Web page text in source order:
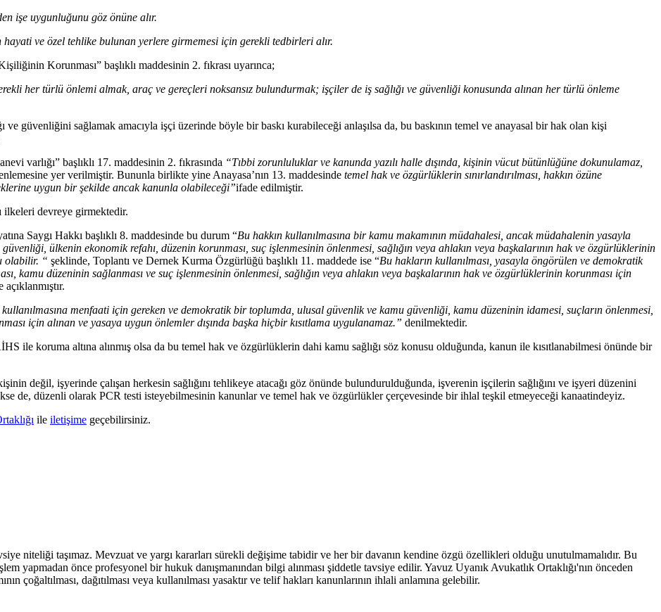
işe uygunluğunu göz önüne alır.
ve özel tehlike bulunan yerlere girmemesi için gerekli tedbirleri alır.
Korunması” başlıklı maddesinin 2. fıkrası uyarınca;
her türlü önlemi almak, araç ve gereçleri noksansız bulundurmak; işçiler de iş sağlığı ve güvenliği konusunda alınan her türlü önleme
güvenliğini sağlamak amacıyla işçi üzerinde böyle bir baskı kurabileceği anlaşılsa da, bu baskının temel ve anayasal bir hak olan kişi
varlığı” başlıklı 17. maddesinin 2. fıkrasında “Tıbbi zorunluluklar ve kanunda yazılı halle dışında, kişinin vücut bütünlüğüne dokunulamaz,
yer verilmiştir. Bununla birlikte yine Anayasa’nın 13. maddesinde temel hak ve özgürlüklerin sınırlandırılması, hakkın özüne
uygun bir şekilde ancak kanunla olabileceği”ifade edilmiştir.
ilkeleri devreye girmektedir.
Saygı Hakkı başlıklı 8. maddesinde bu durum “Bu hakkın kullanılmasına bir kamu makamının müdahalesi, ancak müdahalenin yasayla
ülkenin ekonomik refahı, düzenin korunması, suç işlenmesinin önlenmesi, sağlığın veya ahlakın veya başkalarının hak ve özgürlüklerinin
olabilir. “ şeklinde, Toplantı ve Dernek Kurma Özgürlüğü başlıklı 11. maddede ise “Bu hakların kullanılması, yasayla öngörülen ve demokratik
kamu düzeninin sağlanması ve suç işlenmesinin önlenmesi, sağlığın veya ahlakın veya başkalarının hak ve özgürlüklerinin korunması için
açıklanmıştır.
menfaati için gereken ve demokratik bir toplumda, ulusal güvenlik ve kamu güvenliği, kamu düzeninin idamesi, suçların önlenmesi,
için alınan ve yasaya uygun önlemler dışında başka hiçbir kısıtlama uygulanamaz.” denilmektedir.
ile koruma altına alınmış olsa da bu temel hak ve özgürlüklerin dahi kamu sağlığı söz konusu olduğunda, kanun ile kısıtlanabilmesi önünde bir
kişinin değil, işyerinde çalışan herkesin sağlığını tehlikeye atacağı göz önünde bulundurulduğunda, işverenin işçilerin sağlığını ve işyeri düzenini
de, düzenli olarak PCR testi isteyebilmesinin kanunlar ve temel hak ve özgürlükler çerçevesinde bir ihlal teşkil etmeyeceği kanaatindeyiz.
ile iletişime geçebilirsiniz.
niteliği taşımaz. Mevzuat ve yargı kararları sürekli değişime tabidir ve her bir davanın kendine özgü özellikleri olduğu unutulmamalıdır. Bu
yapmadan önce profesyonel bir hukuk danışmanından bilgi alınması şiddetle tavsiye edilir. Yavuz Uyanık Avukatlık Ortaklığı'nın önceden
çoğaltılması, dağıtılması veya kullanılması yasaktır ve telif hakları kanunlarının ihlali anlamına gelebilir.